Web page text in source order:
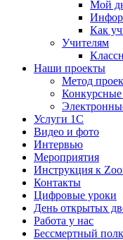
Мой
Как
Учителям
Наши проекты
Метод
Услуги 1C
Видео и фото
Интервью
Мероприятия
Инструкция к
Контакты
Цифровые уроки
День открытых
Работа у нас
Бессмертный полк